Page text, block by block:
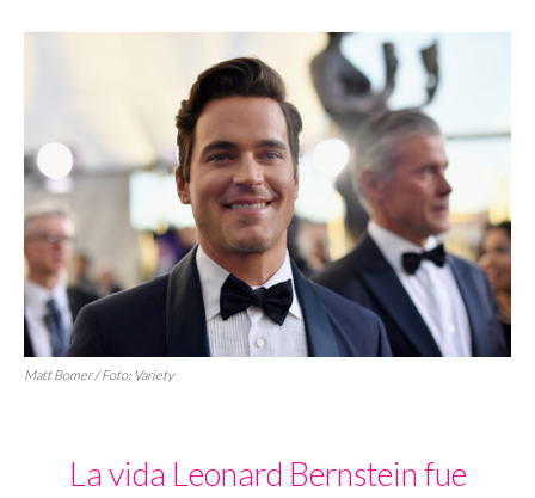
Matt Bomer / Foto: Variety
La vida Leonard Bernstein fue